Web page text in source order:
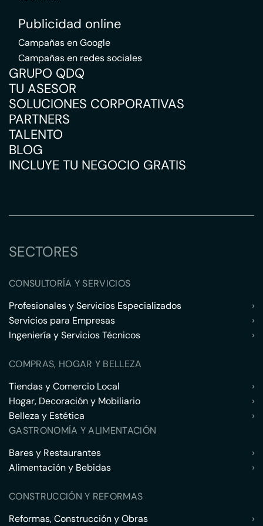
Publicidad online
Campañas en Google
Campañas en redes sociales
GRUPO QDQ
TU ASESOR
SOLUCIONES CORPORATIVAS
PARTNERS
TALENTO
BLOG
INCLUYE TU NEGOCIO GRATIS
SECTORES
CONSULTORÍA Y SERVICIOS
Profesionales y Servicios Especializados
›
Servicios para Empresas
›
Ingeniería y Servicios Técnicos
›
COMPRAS, HOGAR Y BELLEZA
Tiendas y Comercio Local
›
Hogar, Decoración y Mobiliario
›
Belleza y Estética
›
GASTRONOMÍA Y ALIMENTACIÓN
Bares y Restaurantes
›
Alimentación y Bebidas
›
CONSTRUCCIÓN Y REFORMAS
Reformas, Construcción y Obras
›